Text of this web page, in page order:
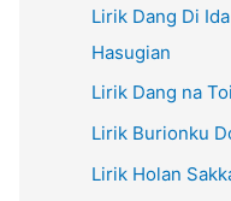
Lirik Dang Di
Hasugian
Lirik Dang na
Lirik Burionku
Lirik Holan